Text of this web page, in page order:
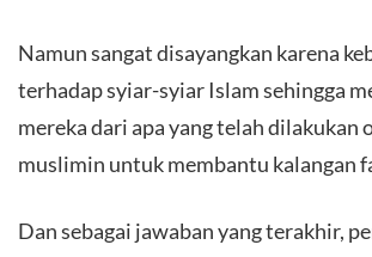
Namun sangat disayangkan karena
terhadap syiar-syiar Islam sehingga
mereka dari apa yang telah dilakukan
muslimin untuk membantu kalangan
Dan sebagai jawaban yang terakhir,